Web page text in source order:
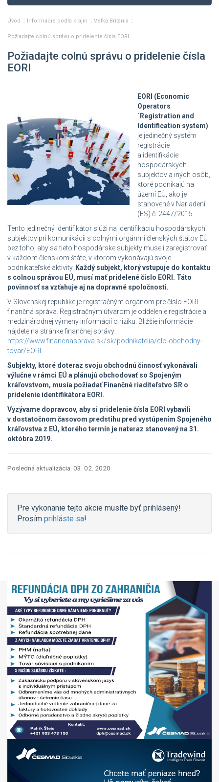
Úvod Informácie podľa krajín Veľká Británia
Požiadajte colnú správu o pridelenie čísla EORI
Požiadajte colnú správu o pridelenie čísla
EORI
EORI (Economic
Operators
´Registration and
Identification system)
je jedinečný systém
registrácie
a identifikácie
hospodárskych
subjektov a iných osôb,
ktoré podnikajú na
území EÚ, ako je
stanovené v Nariadení
(ES) č. 2447/2015.
Tento jedinečný identifikátor slúži na identifikáciu hospodárskych
subjektov pri komunikácii s colnými orgánmi členských štátov EÚ
bez toho, aby sa tieto hospodárske subjekty museli zaregistrovať
v každom členskom štáte, v ktorom vykonávajú svoje
podnikateľské aktivity. Každý subjekt, ktorý vstupuje do kontaktu
s colnou správou EÚ, musí mať pridelené číslo EORI. Táto
povinnosť sa vzťahuje aj na dopravné spoločnosti.
V Slovenskej republike je registračným orgánom pre číslo EORI
finančná správa. Registračným útvarom je oddelenie registrácie a
medzinárodnej výmeny informácií o riziku. Bližšie informácie
nájdete na stránke finančnej správy:
https://www.financnasprava.sk/sk/podnikatelia/clo-obchodny-
tovar/EORI
Subjekty, ktoré doteraz svoju obchodnú činnosť vykonávali
výlučne v rámci EÚ a plánujú obchodovať so Spojeným
kráľovstvom, musia požiadať Finančné riaditeľstvo SR o
pridelenie identifikátora EORI.
Vyzývame dopravcov, aby si pridelenie čísla EORI vybavili
v dostatočnom časovom predstihu pred vystúpením Spojeného
kráľovstva z EÚ, ktorého termín je nateraz stanovený na 31.
októbra 2019.
Posledná aktualizácia: 03. 02. 2020
Pre vykonanie tejto akcie musíte byť prihlásený!
Prosím prihláste sa!